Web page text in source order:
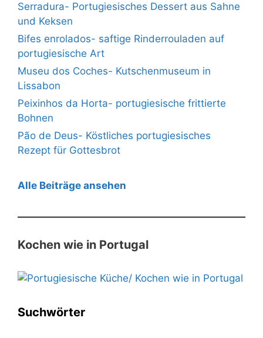
Serradura- Portugiesisches Dessert aus Sahne
und Keksen
Bifes enrolados- saftige Rinderrouladen auf
portugiesische Art
Museu dos Coches- Kutschenmuseum in
Lissabon
Peixinhos da Horta- portugiesische frittierte
Bohnen
Pão de Deus- Köstliches portugiesisches
Rezept für Gottesbrot
Alle Beiträge ansehen
Kochen wie in Portugal
Suchwörter